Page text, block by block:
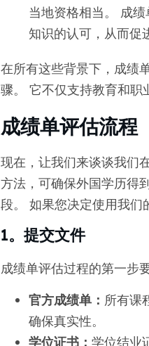
当地资格相当。 成
知识的认可，从而促
在所有这些背景下，成绩
骤。 它不仅支持教育和职
成绩单评估流程
现在，让我们来谈谈我们
方法，可确保外国学历得
段。 如果您决定使用我们
1。提交文件
成绩单评估过程的第一步
官方成绩单： 所有课
确保真实性。
学位证书： 学位结业